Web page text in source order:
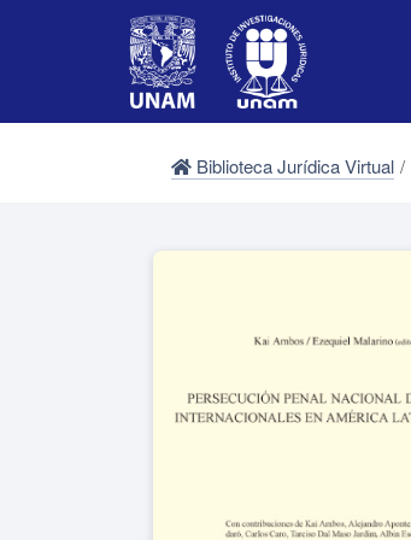
Biblioteca Jurídica Virtual /